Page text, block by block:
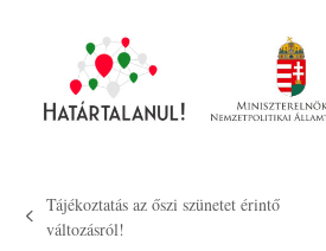
previous
Tájékoztatás az őszi szünetet érintő
változásról!